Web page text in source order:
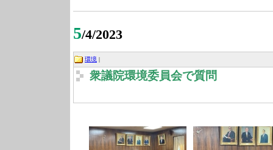
5/4/2023
環境 |
衆議院環境委員会で質問